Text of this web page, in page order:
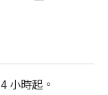
小時起。